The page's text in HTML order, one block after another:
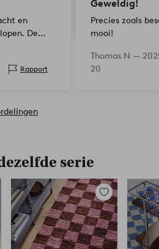
en
De
is zo
kuntRapport
Geweldig!
Precies zoals
mooi!
Thomas N —
20
serie
Toevoegen
aan
favorieten